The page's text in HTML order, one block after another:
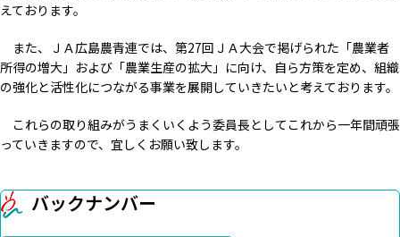
えております。
また、ＪＡ広島農青連では、第27回ＪＡ大会で掲げられた「農業者
所得の増大」および「農業生産の拡大」に向け、自ら方策を定め、組織
の強化と活性化につながる事業を展開していきたいと考えております。
これらの取り組みがうまくいくよう委員長としてこれから一年間頑張
っていきますので、宜しくお願い致します。
バックナンバー